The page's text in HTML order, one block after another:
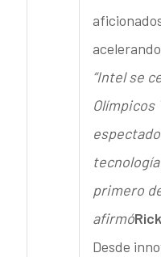
“Intel se
primero
afirmó
Desde